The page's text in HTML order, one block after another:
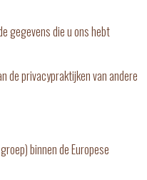
gegevens die u ons hebt
de privacypraktijken van andere
binnen de Europese